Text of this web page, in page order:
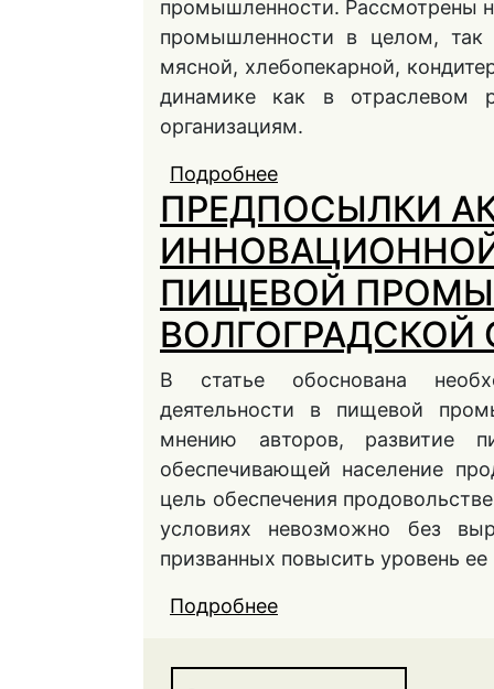
промышленности. Рассмотрены
промышленности в целом, так
мясной, хлебопекарной,
динамике как в отраслевом
организациям.
Подробнее
ПРОМЫШЛЕННОСТИ
ПРЕДПОСЫЛКИ
ПИЩЕВОЙ
ВОЛГОГРАДСКОЙ
В статье обоснована
деятельности в пищевой
мнению авторов, развитие
обеспечивающей население
цель обеспечения
условиях невозможно без
призванных повысить уровень
Подробнее
ВОЛГОГРАДСКОЙ